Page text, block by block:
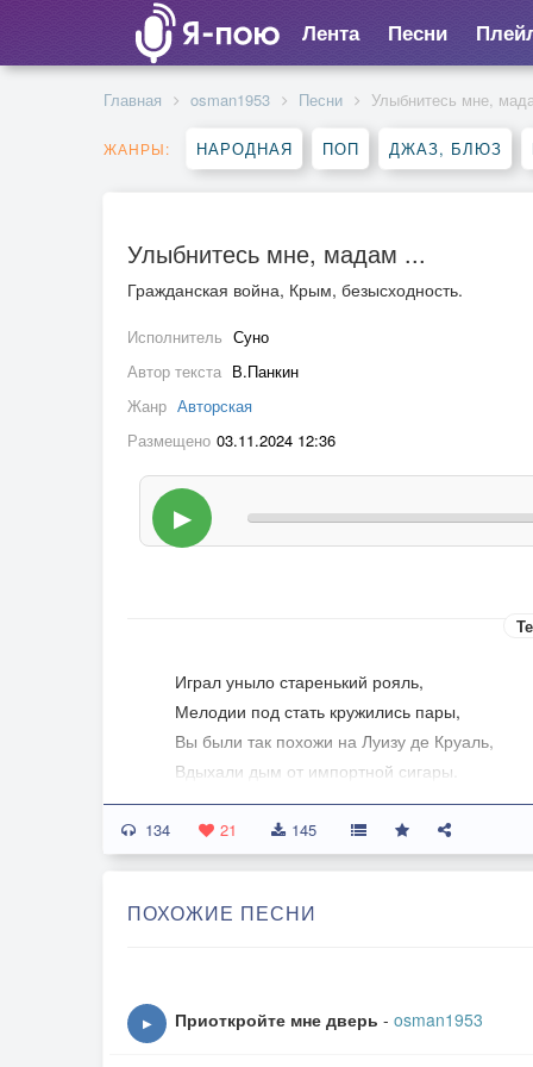
Лента Песни
Главная osman1953 Песни Улыбнитесь мне,
ЖАНРЫ: НАРОДНАЯ ПОП ДЖАЗ, БЛЮЗ
Улыбнитесь мне, мадам ...
Гражданская война, Крым, безысходность.
Исполнитель Суно
Автор текста В.Панкин
Жанр Авторская
Размещено 03.11.2024 12:36
▶
Играл уныло старенький рояль,
Мелодии под стать кружились пары,
Вы были так похожи на Луизу де Круаль,
Вдыхали дым от импортной сигары.
Ах, сделайте улыбку мне мадам!
О чем то думаете, глаз не поднимая...
Где нет берёз и Родина чужая.
Нам не вернуться в русские метели,
134 21 145
ПОХОЖИЕ ПЕСНИ
▶ Приоткройте мне дверь - osman1953